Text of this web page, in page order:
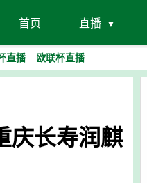
首页 直播
直播 欧联杯直播
庆长寿润麒